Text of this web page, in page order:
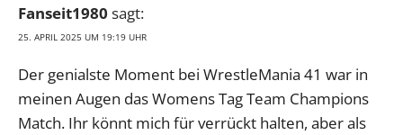
Fanseit1980 sagt:
25. APRIL 2025 UM 19:19 UHR
Der genialste Moment bei WrestleMania 41 war in
meinen Augen das Womens Tag Team Champions
Match. Ihr könnt mich für verrückt halten, aber als